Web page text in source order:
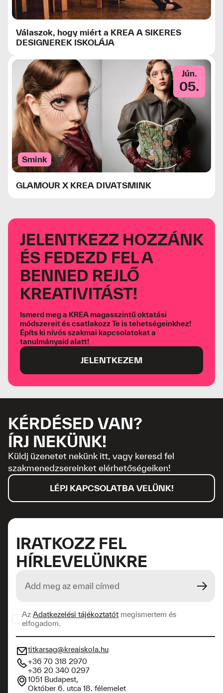
Válaszok, hogy miért a KREA A SIKERES
DESIGNEREK ISKOLÁJA
Jún.
05.
Smink
GLAMOUR X KREA DIVATSMINK
JELENTKEZZ HOZZÁNK
ÉS FEDEZD FEL A
BENNED REJLŐ
KREATIVITÁST!
Ismerd meg a KREA magasszintű oktatási
módszereit és csatlakozz Te is tehetségeinkhez!
Építs ki nívós szakmai kapcsolatokat a
tanulmányaid alatt!
JELENTKEZEM
KÉRDÉSED VAN?
ÍRJ NEKÜNK!
Küldj üzenetet nekünk itt, vagy keresd fel
szakmenedzsereinket elérhetőségeiken!
LÉPJ KAPCSOLATBA VELÜNK!
IRATKOZZ FEL
HÍRLEVELÜNKRE
Az Adatkezelési tájékoztatót megismertem és
elfogadom.
titkarsag@kreaiskola.hu
+36 70 318 2970
+36 20 340 0297
1051 Budapest,
Október 6. utca 18. félemelet